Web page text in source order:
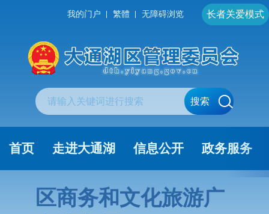
我的门户 繁體 无障碍浏览 长者关爱模式
搜索
首页 走进大通湖 信息公开 政务服务
区商务和文化旅游广